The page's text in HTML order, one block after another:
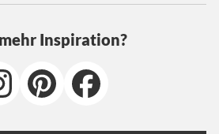
Inspiration?